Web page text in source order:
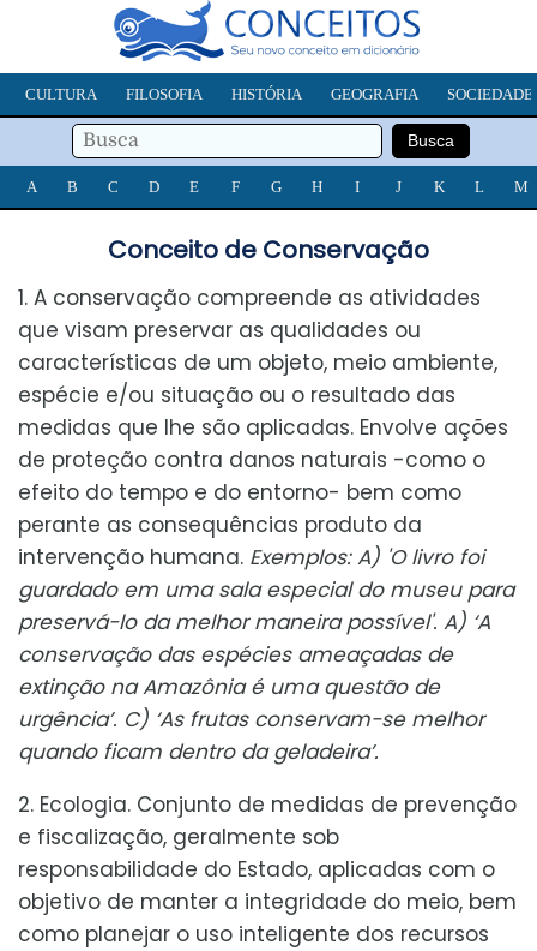
CULTURA FILOSOFIA HISTÓRIA GEOGRAFIA SOCIEDADE
A B C D E F G H I J K L M
Conceito de Conservação
1. A conservação compreende as atividades
que visam preservar as qualidades ou
características de um objeto, meio ambiente,
espécie e/ou situação ou o resultado das
medidas que lhe são aplicadas. Envolve ações
de proteção contra danos naturais -como o
efeito do tempo e do entorno- bem como
perante as consequências produto da
intervenção humana. Exemplos: A) 'O livro foi
guardado em uma sala especial do museu para
preservá-lo da melhor maneira possível'. A) ‘A
conservação das espécies ameaçadas de
extinção na Amazônia é uma questão de
urgência’. C) ‘As frutas conservam-se melhor
quando ficam dentro da geladeira’.
2. Ecologia. Conjunto de medidas de prevenção
e fiscalização, geralmente sob
responsabilidade do Estado, aplicadas com o
objetivo de manter a integridade do meio, bem
como planejar o uso inteligente dos recursos